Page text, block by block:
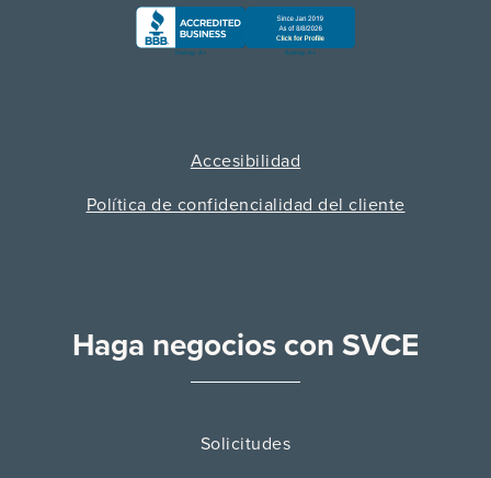
Accesibilidad
Política de confidencialidad del cliente
Haga negocios con SVCE
Solicitudes